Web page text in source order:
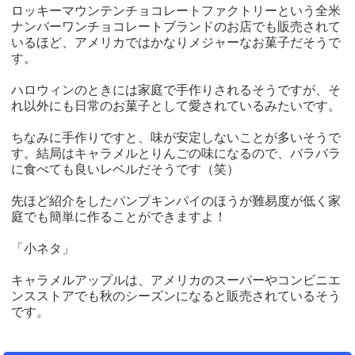
ロッキーマウンテンチョコレートファクトリーという全米
ナンバーワンチョコレートブランドのお店でも販売されて
いるほど、アメリカではかなりメジャーなお菓子だそうで
す。
ハロウィンのときには家庭で手作りされるそうですが、そ
れ以外にも日常のお菓子として愛されているみたいです。
ちなみに手作りですと、味が安定しないことが多いそうで
す。結局はキャラメルとりんごの味になるので、バラバラ
に食べても良いレベルだそうです（笑）
先ほど紹介をしたパンプキンパイのほうが難易度が低く家
庭でも簡単に作ることができますよ！
「小ネタ」
キャラメルアップルは、アメリカのスーパーやコンビニエ
ンスストアでも秋のシーズンになると販売されているそう
です。